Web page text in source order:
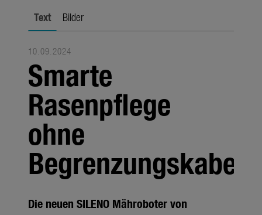
Themen
Über uns
Über Gardena
Pressekontakt
Text Bilder
10.09.2024
Smarte
Rasenpflege
ohne
Begrenzungskabel
Die neuen SILENO Mähroboter von